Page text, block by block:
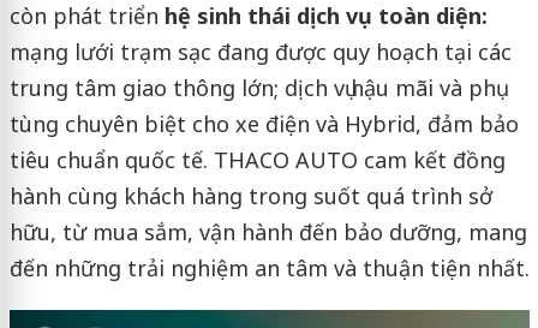
còn phát triển hệ sinh thái dịch vụ toàn diện:
mạng lưới trạm sạc đang được quy hoạch tại các
trung tâm giao thông lớn; dịch vụ hậu mãi và phụ
tùng chuyên biệt cho xe điện và Hybrid, đảm bảo
tiêu chuẩn quốc tế. THACO AUTO cam kết đồng
hành cùng khách hàng trong suốt quá trình sở
hữu, từ mua sắm, vận hành đến bảo dưỡng, mang
đến những trải nghiệm an tâm và thuận tiện nhất.